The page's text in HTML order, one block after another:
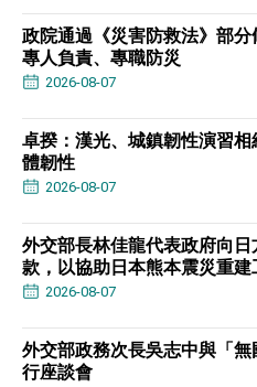
政院通過《災害防救法》部分
專人負責、專職防災
2026-08-07
卓揆：漢光、城鎮韌性演習
體韌性
2026-08-07
外交部長林佳龍代表政府向
款，以協助日本熊本震災重建
2026-08-07
外交部政務次長吳志中與「
行座談會